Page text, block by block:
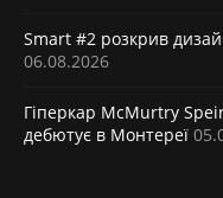
Smart #2 розкрив
06.08.2026
Гіперкар McMurtry
дебютує в Монтереї